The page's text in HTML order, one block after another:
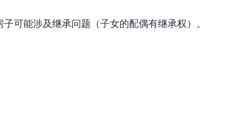
可能涉及继承问题（子女的配偶有继承权）。